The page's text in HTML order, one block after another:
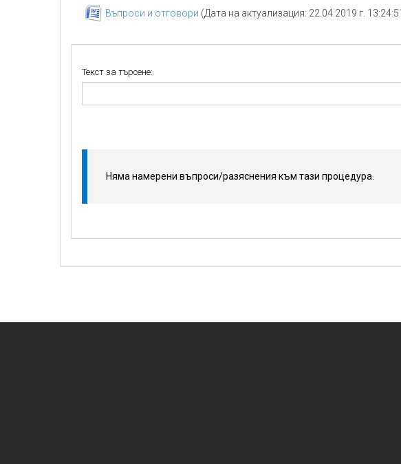
Въпроси и отговори (Дата на актуализация: 22.04.2019 г.
Текст за търсене:
Няма намерени въпроси/разяснения към тази процедура.